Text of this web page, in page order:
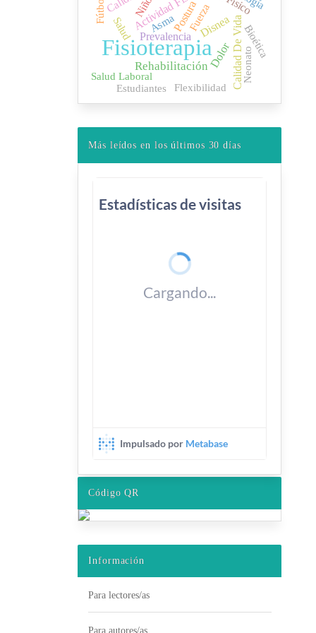
Fisioterapia
RehabilitaciónDolorCalidad De Vida
Prevalencia Disnea
Postura
Salud Laboral
Bioética
Fuerza
Neonato
Flexibilidad
Salud
Fútbol Asma
Estudiantes
Más leídos en los últimos 30 días
Código QR
Información
Para lectores/as
Para autores/as